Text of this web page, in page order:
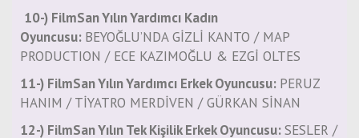
10-) FilmSan Yılın Yardımcı Kadın
Oyuncusu: BEYOĞLU’NDA GİZLİ KANTO / MAP
PRODUCTION / ECE KAZIMOĞLU & EZGİ OLTES
11-) FilmSan Yılın Yardımcı Erkek Oyuncusu: PERUZ
HANIM / TİYATRO MERDİVEN / GÜRKAN SİNAN
12-) FilmSan Yılın Tek Kişilik Erkek Oyuncusu:SESLER /